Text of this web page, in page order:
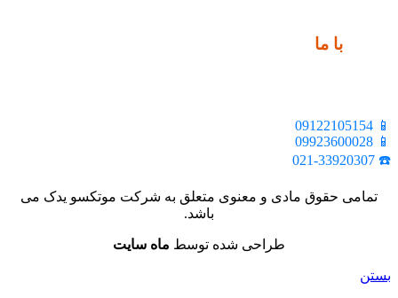
با ما
📱 09122105154
📱 09923600028
☎️ 021-33920307
تمامی حقوق مادی و معنوی متعلق به شرکت موتکسو یدک می
باشد.
طراحی شده توسط ماه سایت
بستن